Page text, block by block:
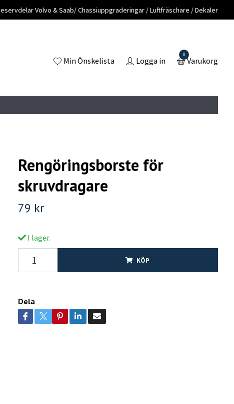
Volvo & Saab/ Chassiuppgraderingar / Luftfräschare / Dekaler
Min Önskelista Logga in
0
Varukorg
Rengöringsborste för
skruvdragare
79 kr
I lager.
KÖP
Dela